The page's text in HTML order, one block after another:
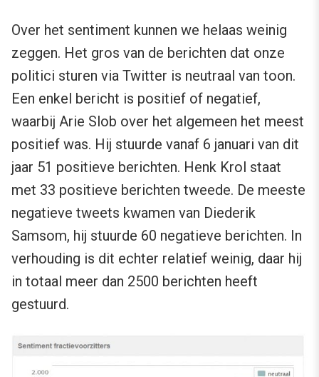
Over het sentiment kunnen we helaas weinig
zeggen. Het gros van de berichten dat onze
politici sturen via Twitter is neutraal van toon.
Een enkel bericht is positief of negatief,
waarbij Arie Slob over het algemeen het meest
positief was. Hij stuurde vanaf 6 januari van dit
jaar 51 positieve berichten. Henk Krol staat
met 33 positieve berichten tweede. De meeste
negatieve tweets kwamen van Diederik
Samsom, hij stuurde 60 negatieve berichten. In
verhouding is dit echter relatief weinig, daar hij
in totaal meer dan 2500 berichten heeft
gestuurd.